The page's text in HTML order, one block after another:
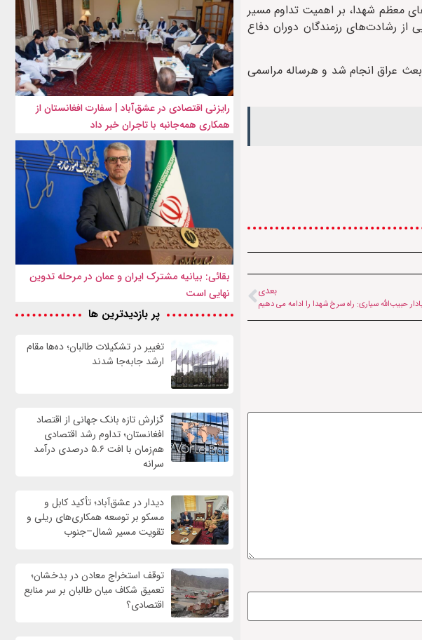
معظم شهدا، بر اهمیت تداوم مسیر
رشادت‌های رزمندگان دوران دفاع
در تیرماه سال ۱۳۶۱ و با هدف مقابله با ارتش بعث عراق انجام شد و هرساله مراسمی
بعدی
حبیب‌الله سیاری: راه سرخ شهدا را ادامه می دهیم
رایزنی اقتصادی در عشق‌آباد | سفارت افغانستان از
همکاری همه‌جانبه با تاجران خبر داد
بقائی: بیانیه مشترک ایران و عمان در مرحله تدوین
نهایی است
پر بازدیدترین ها
تغییر در تشکیلات طالبان؛ ده‌ها مقام
ارشد جابه‌جا شدند
گزارش تازه بانک جهانی از اقتصاد
افغانستان؛ تداوم رشد اقتصادی
هم‌زمان با افت ۵.۶ درصدی درآمد
سرانه
دیدار در عشق‌آباد؛ تأکید کابل و
مسکو بر توسعه همکاری‌های ریلی و
تقویت مسیر شمال–جنوب
توقف استخراج معادن در بدخشان؛
تعمیق شکاف میان طالبان بر سر منابع
اقتصادی؟